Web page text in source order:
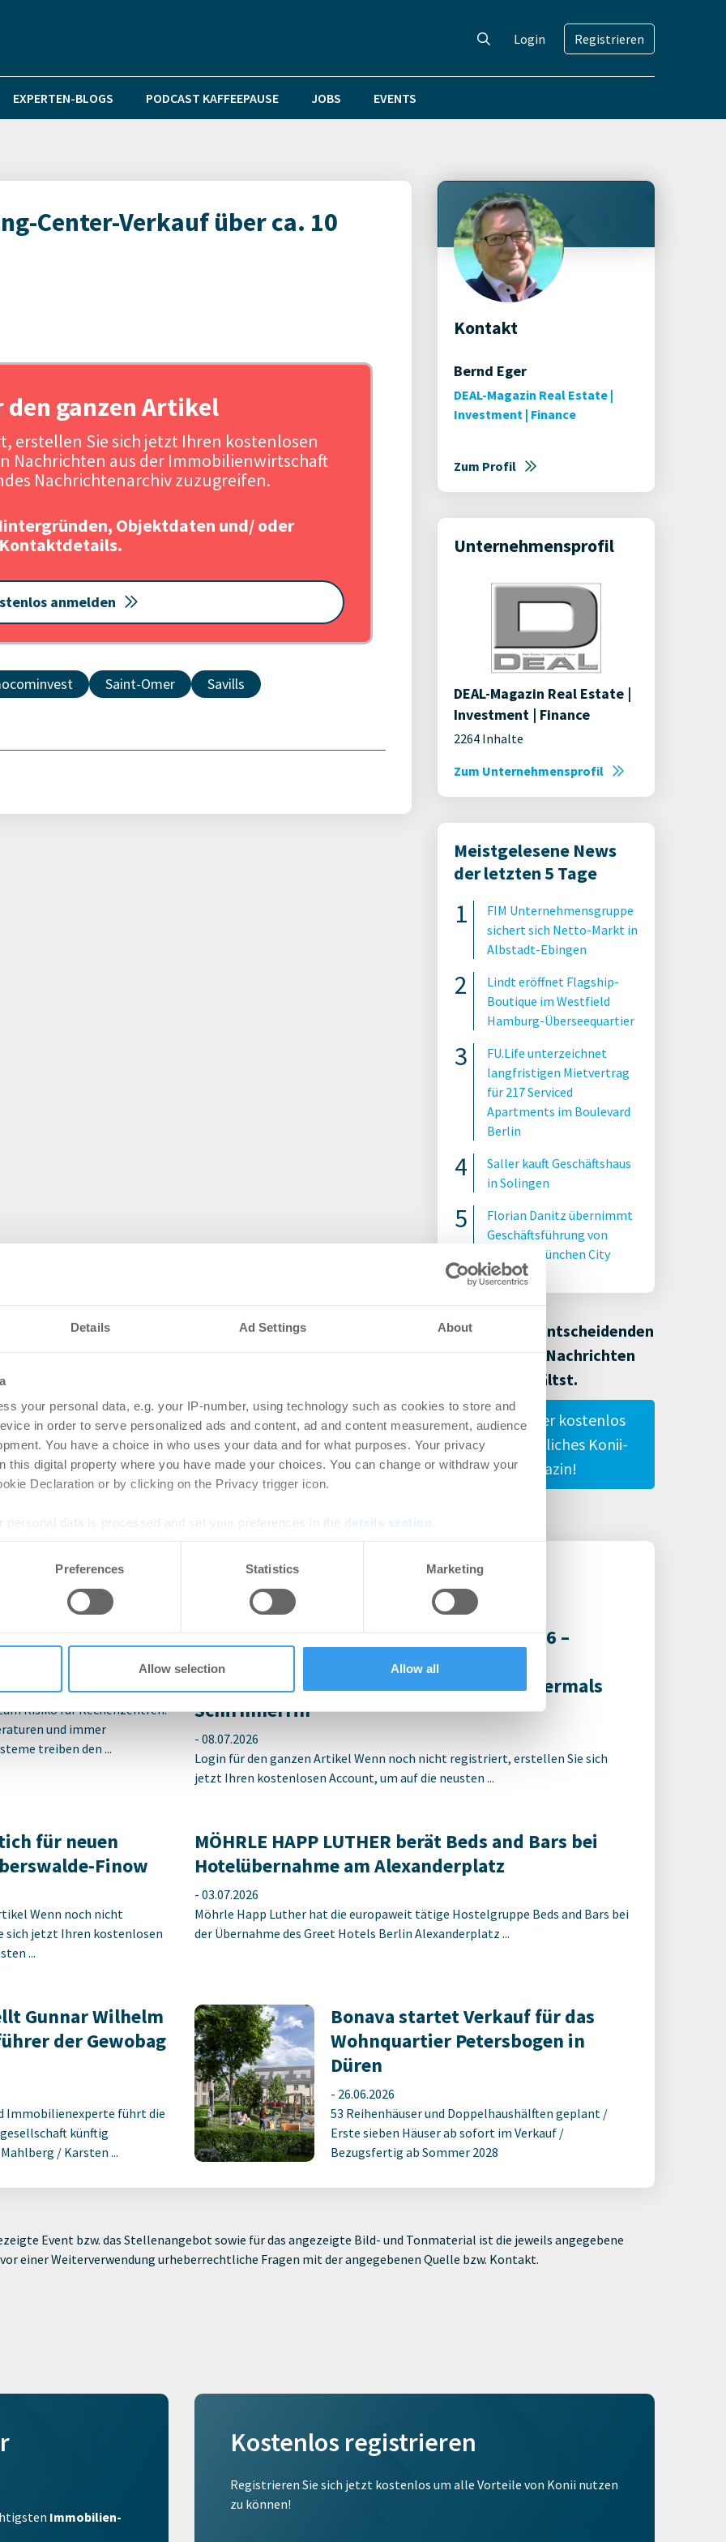
Details Ad Settings About
your personal data, e.g. your IP-number, using technology such as cookies to store and
in order to serve personalized ads and content, ad and content measurement, audience
You have a choice in who uses your data and for what purposes. Your privacy
this digital property where you have made your choices. You can change or withdraw your
Declaration or by clicking on the Privacy trigger icon.
details section
content and ads, to provide social media features and to analyse our traffic. We also share
to them or that they’ve collected from your use of their services.
Preferences Statistics Marketing
Allow selection Allow all
Login Registrieren
EXPERTEN-BLOGS PODCAST KAFFEEPAUSE JOBS EVENTS
Center-Verkauf über ca. 10
den ganzen Artikel
erstellen Sie sich jetzt Ihren kostenlosen
Nachrichten aus der Immobilienwirtschaft
Nachrichtenarchiv zuzugreifen.
Objektdaten und/ oder
Kontaktdetails.
anmelden
Saint-Omer
Savills
Kontakt
Bernd Eger
DEAL-Magazin Real Estate |
Investment | Finance
Zum Profil
Unternehmensprofil
DEAL-Magazin Real Estate |
Investment | Finance
2264 Inhalte
Zum Unternehmensprofil
Meistgelesene News
der letzten 5 Tage
FIM Unternehmensgruppe
sichert sich Netto-Markt in
Albstadt-Ebingen
Lindt eröffnet Flagship-
Boutique im Westfield
Hamburg-Überseequartier
FU.Life unterzeichnet
langfristigen Mietvertrag
für 217 Serviced
Apartments im Boulevard
Berlin
Saller kauft Geschäftshaus
in Solingen
Florian Danitz übernimmt
Geschäftsführung von
DAHLER München City
Damit Du alle entscheidenden
Immobilien-Nachrichten
erhältst.
Gestalte hier kostenlos
Dein persönliches Konii-
Magazin!
Rechenzentren
Risiko für Rechenzentren:
und immer
treiben den ...
Ingeborg-Warschke-Nachwuchspreis 2026 –
Bewerbung bis 2. August möglich –
Bundesbauministerin Verena Hubertz abermals
Schirmherrin
- 08.07.2026
Login für den ganzen Artikel Wenn noch nicht registriert, erstellen Sie sich
jetzt Ihren kostenlosen Account, um auf die neusten ...
für neuen
Finow
Wenn noch nicht
sich jetzt Ihren kostenlosen
...
MÖHRLE HAPP LUTHER berät Beds and Bars bei
Hotelübernahme am Alexanderplatz
- 03.07.2026
Möhrle Happ Luther hat die europaweit tätige Hostelgruppe Beds and Bars bei
der Übernahme des Greet Hotels Berlin Alexanderplatz ...
Gunnar Wilhelm
der Gewobag
Immobilienexperte führt die
künftig
/ Karsten ...
Bonava startet Verkauf für das
Wohnquartier Petersbogen in
Düren
- 26.06.2026
53 Reihenhäuser und Doppelhaushälften geplant /
Erste sieben Häuser ab sofort im Verkauf /
Bezugsfertig ab Sommer 2028
Event bzw. das Stellenangebot sowie für das angezeigte Bild- und Tonmaterial ist die jeweils angegebene
einer Weiterverwendung urheberrechtliche Fragen mit der angegebenen Quelle bzw. Kontakt.
Immobilien-
Kostenlos registrieren
Registrieren Sie sich jetzt kostenlos um alle Vorteile von Konii nutzen
zu können!